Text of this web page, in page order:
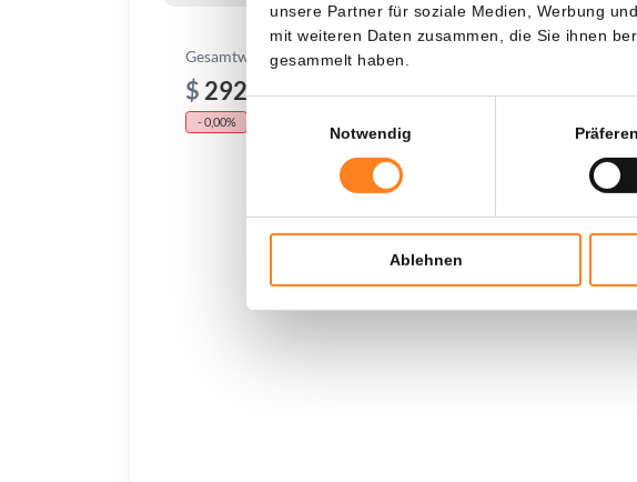
unsere Partner für soziale Medien, Werbung
mit weiteren Daten zusammen, die Sie ihnen
gesammelt haben.
Einwilligungsauswahl
Notwendig
Ablehnen
Gesamtwert
$ 292,23
- 0,00%